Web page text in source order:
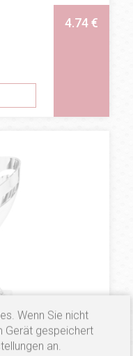
4.74 €
Wenn Sie nicht
Gerät gespeichert
an.